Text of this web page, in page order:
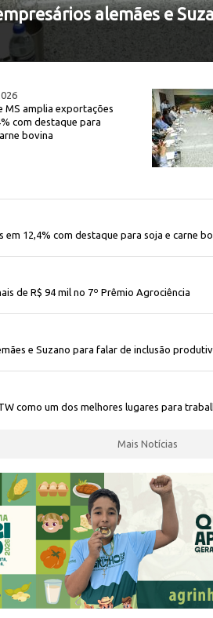
alemães e
MS amplia exportações
com destaque para
bovina
12,4% com destaque para soja e carne
de R$ 94 mil no 7º Prêmio Agrociência
e Suzano para falar de inclusão
como um dos melhores lugares para
Mais Notícias